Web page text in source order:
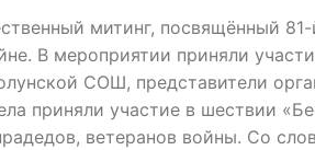
митинг, посвящённый
В мероприятии приняли
СОШ, представители
приняли участие в шествии
ветеранов войны. Со